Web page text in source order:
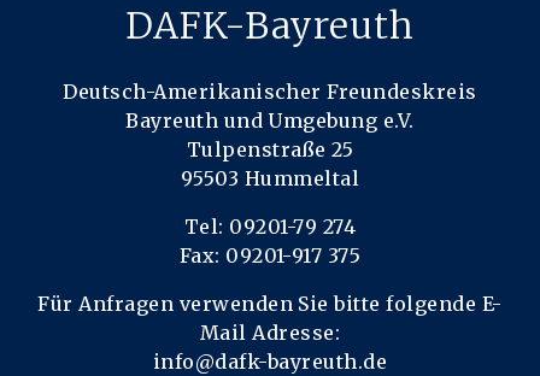
DAFK-Bayreuth
Deutsch-Amerikanischer Freundeskreis
Bayreuth und Umgebung e.V.
Tulpenstraße 25
95503 Hummeltal
Tel: 09201-79 274
Fax: 09201-917 375
Für Anfragen verwenden Sie bitte folgende E-
Mail Adresse:
info@dafk-bayreuth.de